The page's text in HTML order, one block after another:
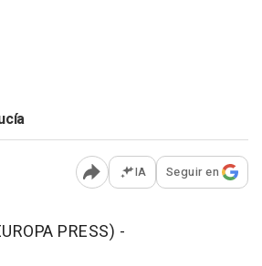
Abrir opciones para
IA Seguir en
PRESS) -